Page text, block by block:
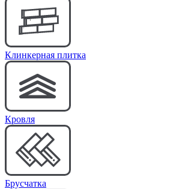
Клинкерная плитка
Кровля
Брусчатка